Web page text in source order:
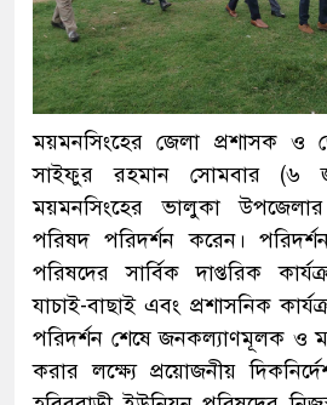
ময়মনসিংহের জেলা প্রশাসক ও
সাইফুর রহমান সোমবার (৬
ময়মনসিংহের ভালুকা
পরিষদ পরিদর্শন করেন।
পরিষদের সার্বিক দাপ্তরিক
যাচাই-বাছাই এবং প্রশাসনিক
পরিদর্শন শেষে জনকল্যাণমূলক ও
করার লক্ষ্যে প্রয়োজনীয়